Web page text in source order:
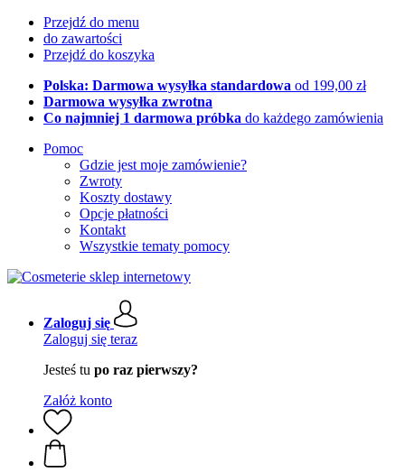
Przejdź do menu
do zawartości
Przejdź do koszyka
Polska: Darmowa wysyłka standardowa od 199,00 zł
Darmowa wysyłka zwrotna
Co najmniej 1 darmowa próbka do każdego zamówienia
Pomoc
Gdzie jest moje zamówienie?
Zwroty
Koszty dostawy
Opcje płatności
Kontakt
Wszystkie tematy pomocy
Zaloguj się
Zaloguj się teraz
Jesteś tu po raz pierwszy?
Załóż konto